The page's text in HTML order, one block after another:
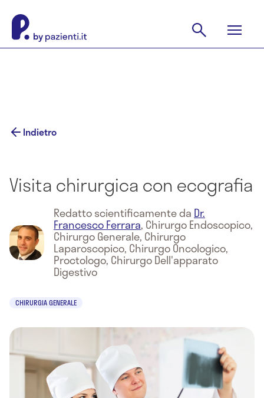
Indietro
Visita chirurgica con ecografia
Redatto scientificamente da Dr.
Francesco Ferrara, Chirurgo Endoscopico,
Chirurgo Generale, Chirurgo
Laparoscopico, Chirurgo Oncologico,
Proctologo, Chirurgo Dell'apparato
Digestivo
CHIRURGIA GENERALE